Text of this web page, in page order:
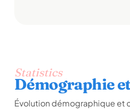
Statistics
Démographie
Évolution démographique et